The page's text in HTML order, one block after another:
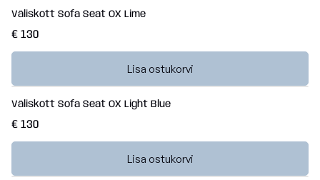
Väliskott Sofa Seat OX Lime
€ 130
Lisa ostukorvi
Väliskott Sofa Seat OX Light Blue
€ 130
Lisa ostukorvi